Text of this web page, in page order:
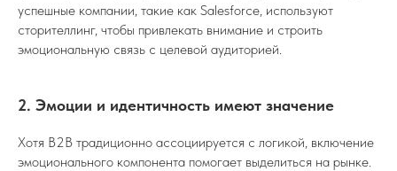
успешные компании, такие как Salesforce, используют
сторителлинг, чтобы привлекать внимание и строить
эмоциональную связь с целевой аудиторией.
2. Эмоции и идентичность имеют значение
Хотя B2B традиционно ассоциируется с логикой, включение
эмоционального компонента помогает выделиться на рынке.